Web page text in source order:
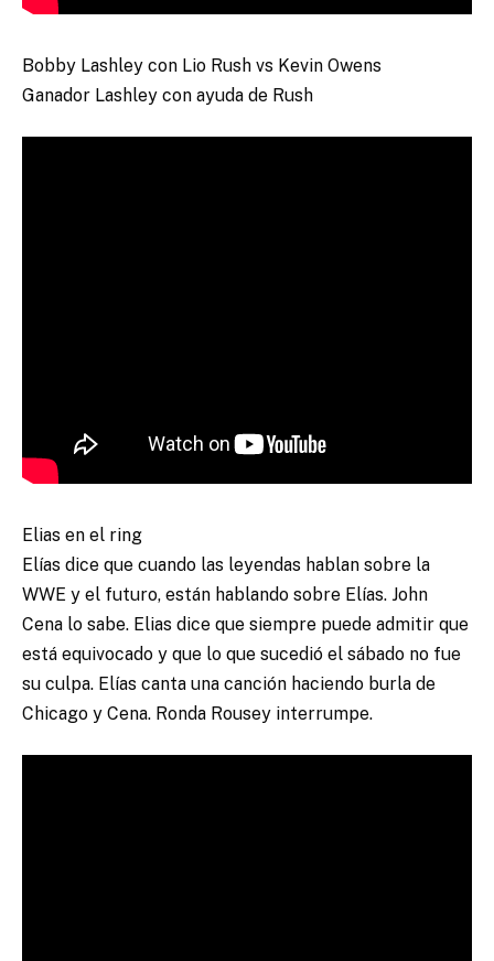
Bobby Lashley con Lio Rush vs Kevin Owens
Ganador Lashley con ayuda de Rush
Elias en el ring
Elías dice que cuando las leyendas hablan sobre la
WWE y el futuro, están hablando sobre Elías. John
Cena lo sabe. Elias dice que siempre puede admitir que
está equivocado y que lo que sucedió el sábado no fue
su culpa. Elías canta una canción haciendo burla de
Chicago y Cena. Ronda Rousey interrumpe.